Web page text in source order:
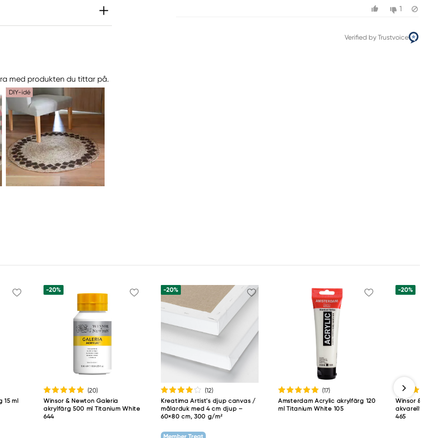
1
Verified by Trustvoice
med produkten du tittar på.
DIY-idé
ml
-20%
(20)
Winsor & Newton Galeria
akrylfärg 500 ml Titanium White
644
-20%
(12)
Kreatima Artist's djup canvas /
målarduk med 4 cm djup –
60×80 cm, 300 g/m²
Member Treat
(17)
Amsterdam Acrylic akrylfärg 120
ml Titanium White 105
-20%
Winsor &
akvarellfärg
465